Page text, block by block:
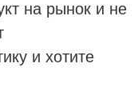
на рынок и не
и хотите